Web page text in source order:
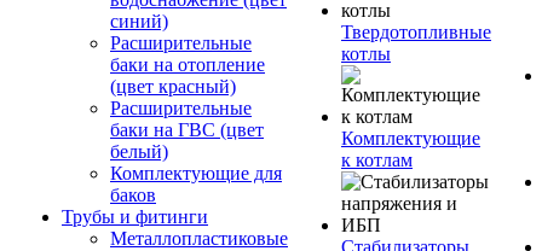
синий)
Расширительные
баки на отопление
(цвет красный)
Расширительные
баки на ГВС (цвет
белый)
Комплектующие для
баков
Трубы и фитинги
Металлопластиковые
Твердотопливные
котлы
Комплектующие
к котлам
Стабилизаторы